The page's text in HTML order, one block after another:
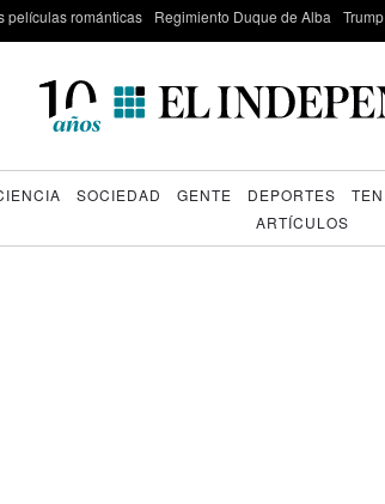
películas románticas Regimiento Duque de Alba
SOCIEDAD GENTE DEPORTES
ARTÍCULOS